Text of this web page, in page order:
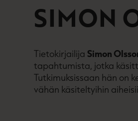
SIMON
Tietokirjailija Simon
tapahtumista, jotka
Tutkimuksissaan hän on
vähän käsiteltyihin